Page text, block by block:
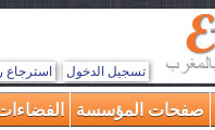
تسجيل الدخول استرجاع
صفحات المؤسسة